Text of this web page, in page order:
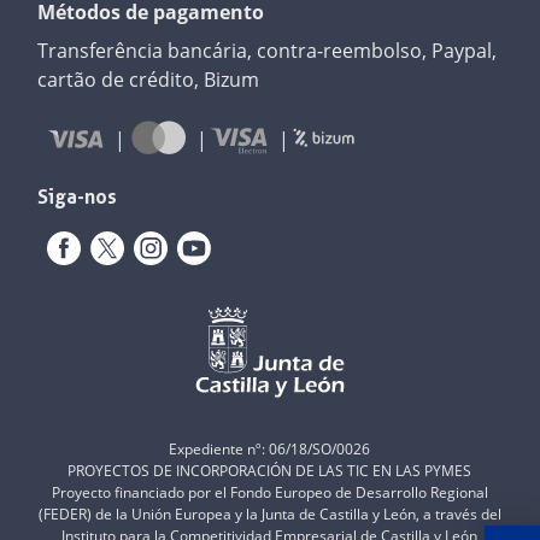
Métodos de pagamento
Transferência bancária, contra-reembolso, Paypal,
cartão de crédito, Bizum
Siga-nos
Expediente nº: 06/18/SO/0026
PROYECTOS DE INCORPORACIÓN DE LAS TIC EN LAS PYMES
Proyecto financiado por el Fondo Europeo de Desarrollo Regional
(FEDER) de la Unión Europea y la Junta de Castilla y León, a través del
Instituto para la Competitividad Empresarial de Castilla y León